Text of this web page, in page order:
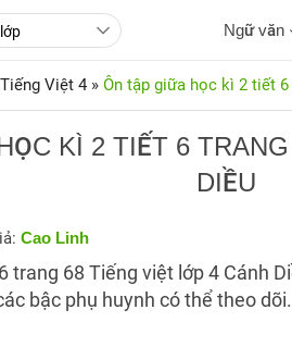
Ngữ văn
Việt 4 » Ôn tập giữa học kì 2 tiết
KÌ 2 TIẾT 6
DIỀU
Cao Linh
trang 68 Tiếng việt lớp 4 Cánh
bậc phụ huynh có thể theo dõi.